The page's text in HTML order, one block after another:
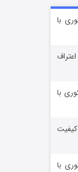
شد
با
با
با